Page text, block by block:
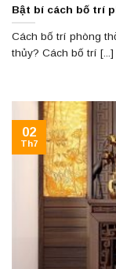
Bật bí cách bố trí
Cách bố trí phòng
thủy? Cách bố trí [...]
02
Th7